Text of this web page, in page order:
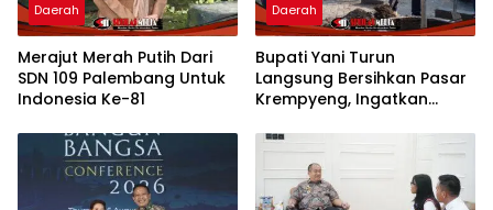
Daerah
Merajut Merah Putih Dari
SDN 109 Palembang Untuk
Indonesia Ke-81
Daerah
Bupati Yani Turun
Langsung Bersihkan Pasar
Krempyeng, Ingatkan
Panjang